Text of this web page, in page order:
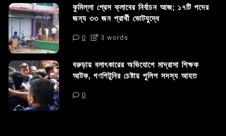
কুমিল্লা প্রেস ক্লাবের নির্বাচন আজ; ১৭টি পদের
জন্য ৩৩ জন প্রার্থী ভোটযুদ্ধে
0 3 words
বরুড়ায় বলাৎকারের অভিযোগে মাদ্রাসা শিক্ষক
আটক, গণপিটুনির চেষ্টায় পুলিশ সদস্য আহত
0